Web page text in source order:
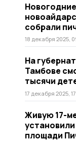
собрали
18 декабря 2025,
На
Тамбове
тысячи
17 декабря 2025,
Живую 17-
площади